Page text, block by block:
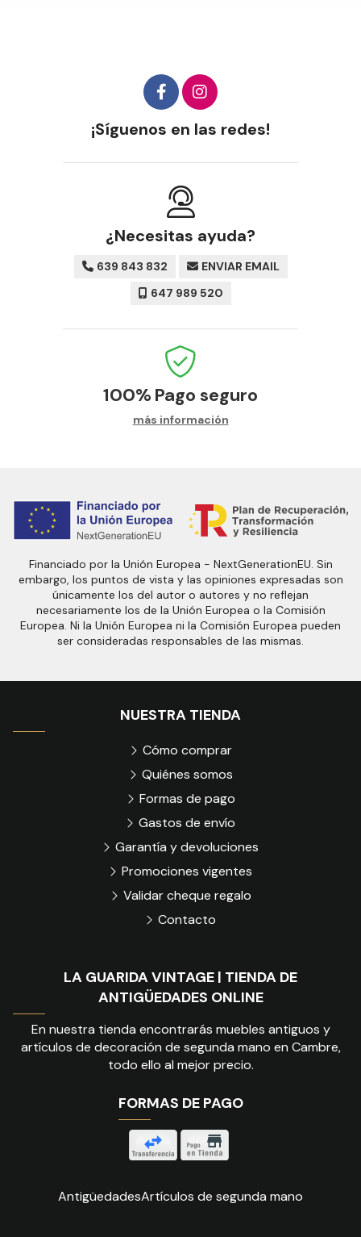
¡Síguenos en las redes!
¿Necesitas ayuda?
639 843 832
ENVIAR EMAIL
647 989 520
100% Pago seguro
más información
Financiado por la Unión Europea - NextGenerationEU. Sin
embargo, los puntos de vista y las opiniones expresadas son
únicamente los del autor o autores y no reflejan
necesariamente los de la Unión Europea o la Comisión
Europea. Ni la Unión Europea ni la Comisión Europea pueden
ser consideradas responsables de las mismas.
LA GUARIDA VINTAGE | TIENDA DE
ANTIGÜEDADES ONLINE
En nuestra tienda encontrarás muebles antiguos y
artículos de decoración de segunda mano en Cambre,
todo ello al mejor precio.
FORMAS DE PAGO
NUESTRA TIENDA
Cómo comprar
Quiénes somos
Formas de pago
Gastos de envío
Garantía y devoluciones
Promociones vigentes
Validar cheque regalo
Contacto
AntigüedadesArtículos de segunda mano